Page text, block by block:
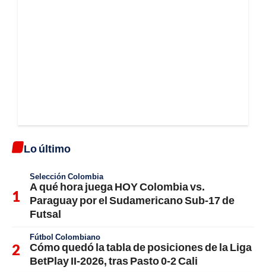
Lo último
Selección Colombia
A qué hora juega HOY Colombia vs.
Paraguay por el Sudamericano Sub-17 de
Futsal
Fútbol Colombiano
Cómo quedó la tabla de posiciones de la Liga
BetPlay II-2026, tras Pasto 0-2 Cali